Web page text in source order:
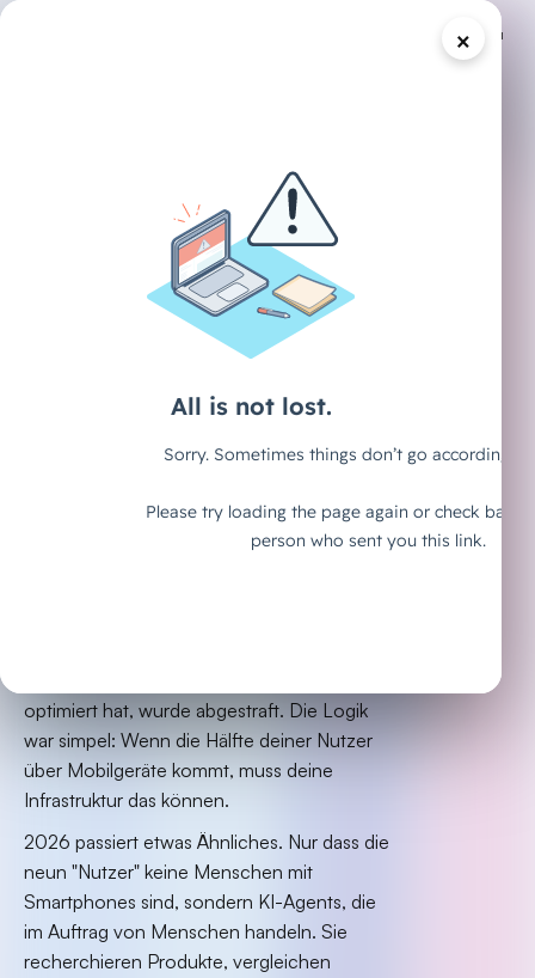
×
Agent First: Was
deine digitale
Infrastruktur
2026 können
Agent First ist das neu
optimiert hat, wurde abgestraft. Die Logik
war simpel: Wenn die Hälfte deiner Nutzer
über Mobilgeräte kommt, muss deine
Infrastruktur das können.
2026 passiert etwas Ähnliches. Nur dass die
neun "Nutzer" keine Menschen mit
Smartphones sind, sondern KI-Agents, die
im Auftrag von Menschen handeln. Sie
recherchieren Produkte, vergleichen